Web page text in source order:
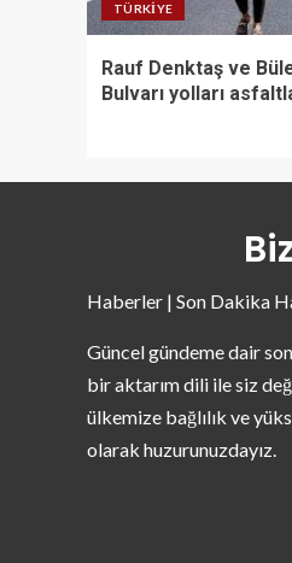
TÜRKIYE
Rauf Denktaş ve
Bulvarı yolları
Haberler | Son Dakika
Güncel gündeme dair
bir aktarım dili ile siz
ülkemize bağlılık ve
olarak huzurunuzdayız.